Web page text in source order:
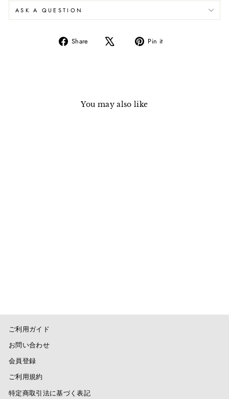
ASK A QUESTION
Share
Share
Pin it
You may also like
ご利用ガイド
お問い合わせ
会員登録
ご利用規約
特定商取引法に基づく表記